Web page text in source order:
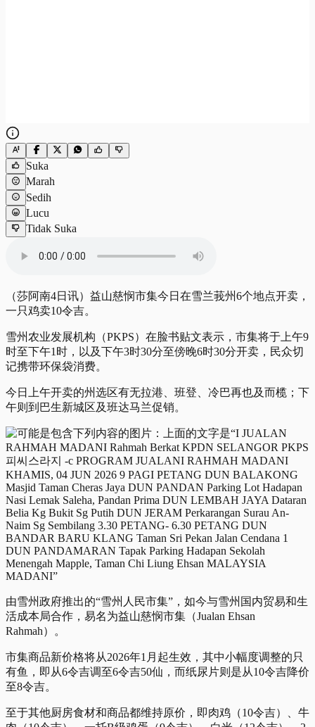
Suka
Marah
Sedih
Lucu
Tidak Suka
（莎阿南4日讯）益山慈悯市集今日在雪兰莪州6个地点开卖，
一只鸡卖10令吉。
雪州农业发展机构（PKPS）在脸书贴文表示，市集将于上午9
时至下午1时，以及下午3时30分至傍晚6时30分开卖，民众切
记携带环保袋消费。
今日上午开卖的州选区有无拉港、班登、冷巴再也及而榄；下
午则到巴生新城区及班达马兰促销。
由雪州政府推出的“雪州人民市集”，如今与雪州国内贸易和生
活成本局合作，易名为益山慈悯市集（Jualan Ehsan
Rahmah）。
市集商品新价格将从2026年1月起生效，其中小幅度调整的只
有鱼，即从6令吉调至6令吉50仙，而纸尿片则是从10令吉降价
至8令吉。
至于其他厨房食材和商品都维持原价，即肉鸡（10令吉）、牛